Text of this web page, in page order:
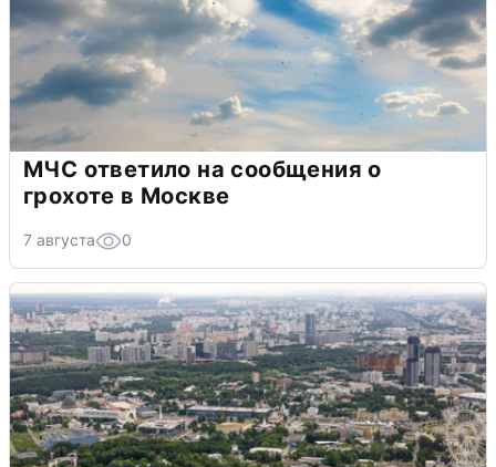
МЧС ответило на сообщения о
грохоте в Москве
7 августа 0